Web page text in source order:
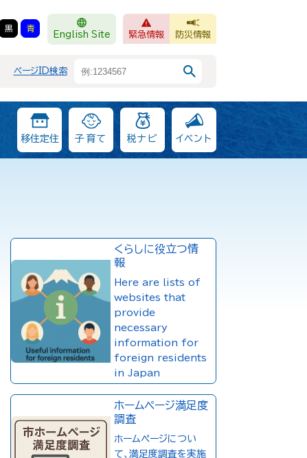
黒 青
English Site 緊急情報 防災情報
ページID検索
移住定住 子育て 税ナビ イベント
くらしに役立つ情
報
Here are lists of
websites that
provide
necessary
information for
foreign residents
in Japan
ホームページ満足度
調査
ホームページについ
て、満足度調査を実施